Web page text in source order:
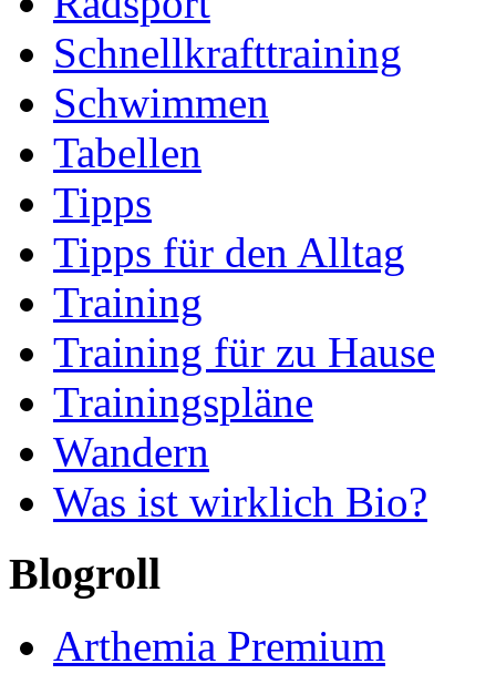
Schnellkrafttraining
Schwimmen
Tabellen
Tipps
Tipps für den Alltag
Training
Training für zu Hause
Trainingspläne
Wandern
Was ist wirklich Bio?
Blogroll
Arthemia Premium